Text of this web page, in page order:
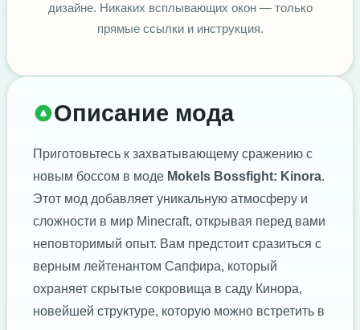
дизайне. Никаких всплывающих окон — только
прямые ссылки и инструкция.
Описание мода
Приготовьтесь к захватывающему сражению с
новым боссом в моде Mokels Bossfight: Kinora.
Этот мод добавляет уникальную атмосферу и
сложности в мир Minecraft, открывая перед вами
неповторимый опыт. Вам предстоит сразиться с
верным лейтенантом Сапфира, который
охраняет скрытые сокровища в саду Кинора,
новейшей структуре, которую можно встретить в